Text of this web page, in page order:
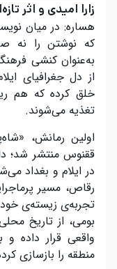
زارا امیدی و اثر
هسارە: در میان
که نوشتن را نه
به‌عنوان کنشی
از دل جغرافیای
خلق کرده که هم
تغذیه می‌شوند.
ققنوس منتشر شد؛
در ایلام و بغداد
رقاص، مسیر
تجربه‌ی زیسته‌ی خود
بومی، از تاریخ
واقعی قرار داده و
منطقه را بازسازی